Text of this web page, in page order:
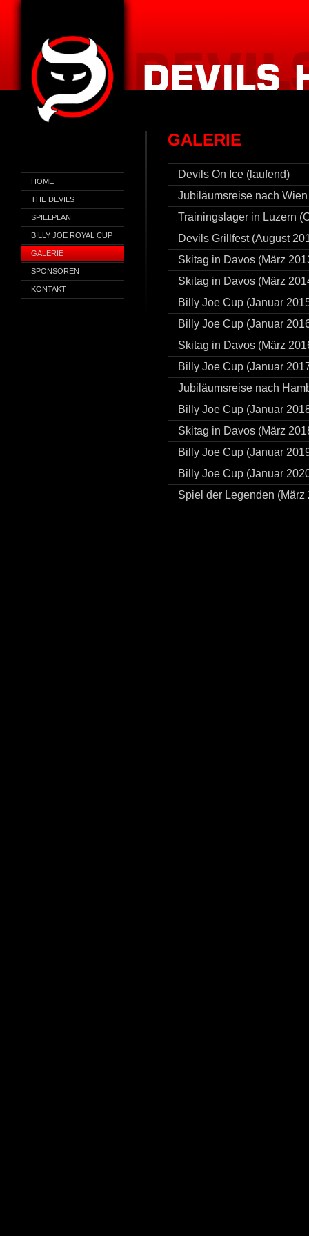
HOME
THE DEVILS
SPIELPLAN
BILLY JOE ROYAL CUP
GALERIE
SPONSOREN
KONTAKT
GALERIE
Devils On Ice (laufend)
Jubiläumsreise nach
Trainingslager in Luzern
Devils Grillfest (August
Skitag in Davos (März
Skitag in Davos (März
Billy Joe Cup (Januar
Billy Joe Cup (Januar
Skitag in Davos (März
Billy Joe Cup (Januar
Jubiläumsreise nach
Billy Joe Cup (Januar
Skitag in Davos (März
Billy Joe Cup (Januar
Billy Joe Cup (Januar
Spiel der Legenden (März